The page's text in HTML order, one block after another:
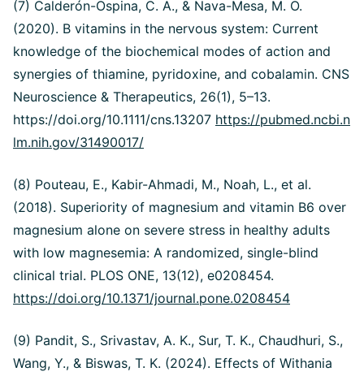
(7) Calderón-Ospina, C. A., & Nava-Mesa, M. O.
(2020). B vitamins in the nervous system: Current
knowledge of the biochemical modes of action and
synergies of thiamine, pyridoxine, and cobalamin. CNS
Neuroscience & Therapeutics, 26(1), 5–13.
https://doi.org/10.1111/cns.13207 https://pubmed.ncbi.n
lm.nih.gov/31490017/
(8) Pouteau, E., Kabir-Ahmadi, M., Noah, L., et al.
(2018). Superiority of magnesium and vitamin B6 over
magnesium alone on severe stress in healthy adults
with low magnesemia: A randomized, single-blind
clinical trial. PLOS ONE, 13(12), e0208454.
https://doi.org/10.1371/journal.pone.0208454
(9) Pandit, S., Srivastav, A. K., Sur, T. K., Chaudhuri, S.,
Wang, Y., & Biswas, T. K. (2024). Effects of Withania